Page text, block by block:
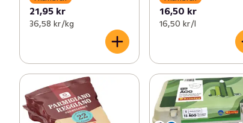
21,95 kr
36,58 kr /kg
16,50 kr
16,50 kr /l